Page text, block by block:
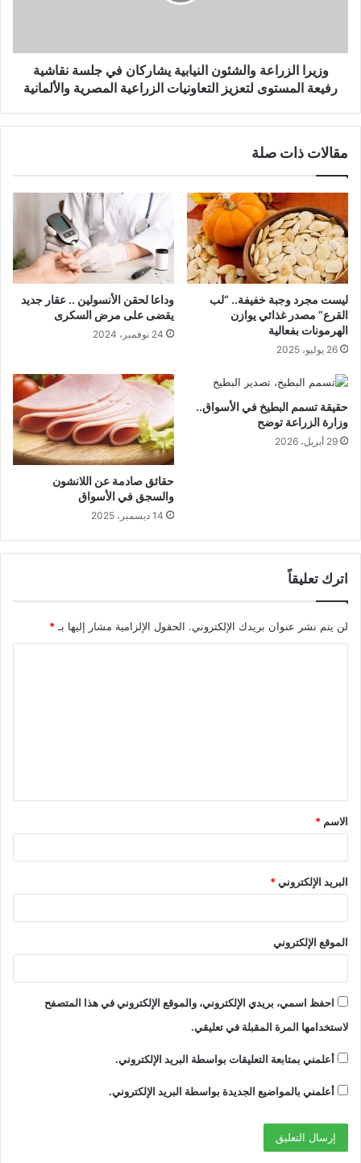
وزيرا الزراعة والشئون النيابية يشاركان في جلسة نقاشية
رفيعة المستوى لتعزيز التعاونيات الزراعية المصرية والألمانية
مقالات ذات صلة
ليست مجرد وجبة خفيفة.. “لب
القرع” مصدر غذائي يوازن
الهرمونات بفعالية
26 يوليو، 2025
وداعا لحقن الأنسولين .. عقار جديد
يقضى على مرض السكرى
24 نوفمبر، 2024
حقيقة تسمم البطيخ في الأسواق..
وزارة الزراعة توضح
29 أبريل، 2026
حقائق صادمة عن اللانشون
والسجق في الأسواق
14 ديسمبر، 2025
اترك تعليقاً
لن يتم نشر عنوان بريدك الإلكتروني. الحقول الإلزامية مشار إليها بـ *
ق
*
الاسم *
البريد الإلكتروني*
الموقع الإلكتروني
احفظ اسمي، بريدي الإلكتروني، والموقع الإلكتروني في هذا المتصفح
لاستخدامها المرة المقبلة في تعليقي.
أعلمني بمتابعة التعليقات بواسطة البريد الإلكتروني.
أعلمني بالمواضيع الجديدة بواسطة البريد الإلكتروني.